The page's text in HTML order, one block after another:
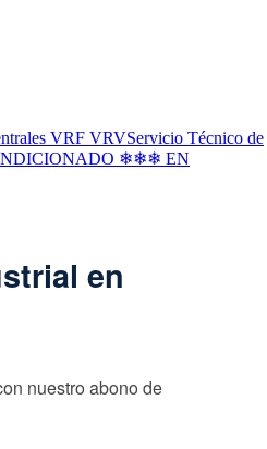
VRF VRVServicio Técnico de
❄❄❄ EN
en
nuestro abono de